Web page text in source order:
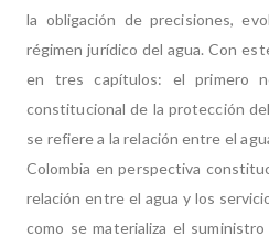
la obligación de precisiones,
régimen jurídico del agua. Con
en tres capítulos: el primero
constitucional de la protección
se refiere a la relación entre el
Colombia en perspectiva
relación entre el agua y los
como se materializa el